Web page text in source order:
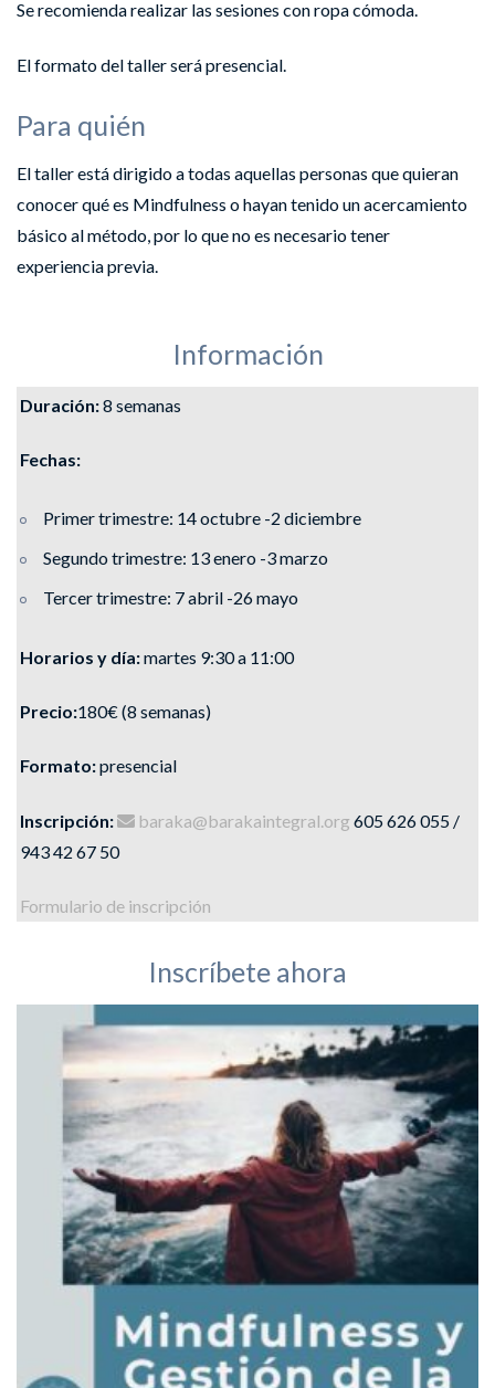
Se recomienda realizar las sesiones con ropa cómoda.
El formato del taller será presencial.
Para quién
El taller está dirigido a todas aquellas personas que quieran
conocer qué es Mindfulness o hayan tenido un acercamiento
básico al método, por lo que no es necesario tener
experiencia previa.
Información
Duración:8 semanas
Fechas:
Primer trimestre: 14 octubre -2 diciembre
Segundo trimestre: 13 enero -3 marzo
Tercer trimestre: 7 abril -26 mayo
Horarios y día:martes 9:30 a 11:00
Precio:180€ (8 semanas)
Formato:presencial
Inscripción: baraka@barakaintegral.org 605 626 055 /
943 42 67 50
Formulario de inscripción
Inscríbete ahora